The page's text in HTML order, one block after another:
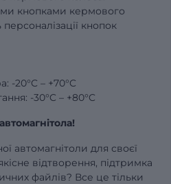
кнопками кермового
кнопок
-20°C – +70°C
-30°C – +80°C
автомагнітоли для своєї
відтворення, підтримка
файлів? Все це тільки